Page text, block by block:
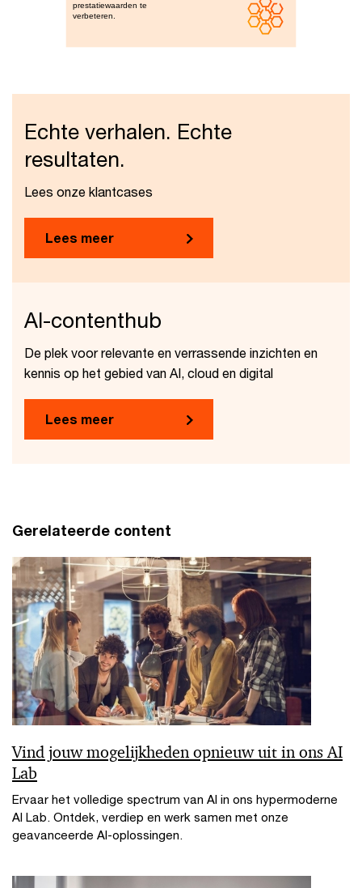
Echte verhalen. Echte
resultaten.
Lees onze klantcases
Lees meer
AI-contenthub
De plek voor relevante en verrassende inzichten en
kennis op het gebied van AI, cloud en digital
Lees meer
Gerelateerde content
Vind jouw mogelijkheden opnieuw uit in ons AI
Lab
Ervaar het volledige spectrum van AI in ons hypermoderne
AI Lab. Ontdek, verdiep en werk samen met onze
geavanceerde AI-oplossingen.